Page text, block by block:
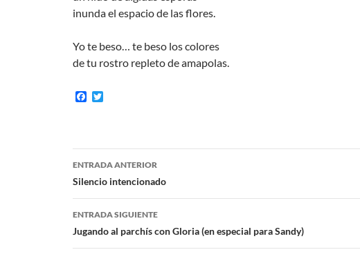
inunda el espacio de las flores.
Yo te beso… te beso los colores
de tu rostro repleto de amapolas.
F
o
o
e
r
Navegación
de
entradas
ENTRADA ANTERIOR
Silencio intencionado
ENTRADA SIGUIENTE
Jugando al parchís con Gloria (en especial para Sandy)